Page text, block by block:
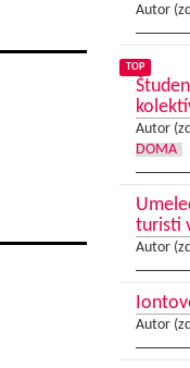
Autor
TOP
Autor
DOMA
turisti
Autor
Autor